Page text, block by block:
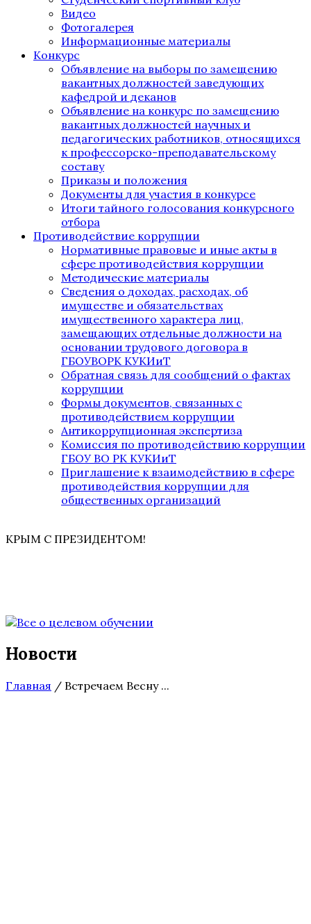
Видео
Фотогалерея
Информационные материалы
Конкурс
Объявление на выборы по замещению
вакантных должностей заведующих
кафедрой и деканов
Объявление на конкурс по замещению
вакантных должностей научных и
педагогических работников, относящихся
к профессорско-преподавательскому
составу
Приказы и положения
Документы для участия в конкурсе
Итоги тайного голосования конкурсного
отбора
Противодействие коррупции
Нормативные правовые и иные акты в
сфере противодействия коррупции
Методические материалы
Сведения о доходах, расходах, об
имуществе и обязательствах
имущественного характера лиц,
замещающих отдельные должности на
основании трудового договора в
ГБОУВОРК КУКИиТ
Обратная связь для сообщений о фактах
коррупции
Формы документов, связанных с
противодействием коррупции
Антикоррупционная экспертиза
Комиссия по противодействию коррупции
ГБОУ ВО РК КУКИиТ
Приглашение к взаимодействию в сфере
противодействия коррупции для
общественных организаций
КРЫМ С ПРЕЗИДЕНТОМ!
Новости
Главная / Встречаем Весну ...